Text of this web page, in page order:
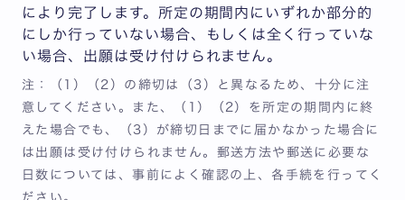
により完了します。 所定の期間内にいずれか部分的
にしか行っていない場合、もしくは全く行っていな
い場合、出願は受け付けられません。
注：（1）（2）の締切は（3）と異なるため、十分に注
意してください。また、（1）（2）を所定の期間内に終
えた場合でも、（3）が締切日までに届かなかった場合に
は出願は受け付けられません。郵送方法や郵送に必要な
日数については、事前によく確認の上、各手続を行ってく